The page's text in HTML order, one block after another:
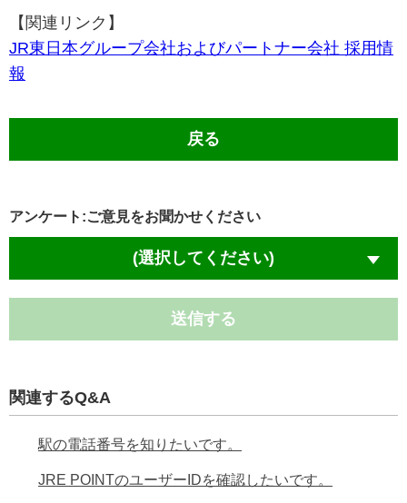
【関連リンク】
JR東日本グループ会社およびパートナー会社 採用情
報
戻る
アンケート:ご意見をお聞かせください
(選択してください)
送信する
関連するQ&A
駅の電話番号を知りたいです。
JRE POINTのユーザーIDを確認したいです。